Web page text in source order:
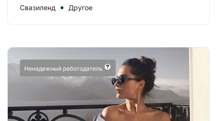
Свазиленд Другое
Ненадежный работодатель